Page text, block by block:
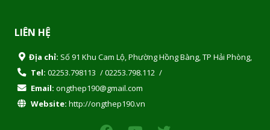
LIÊN HỆ
Địa chỉ: Số 91 Khu Cam Lộ, Phường Hồng Bàng, TP Hải Phòng,
Tel: 02253.798113 /02253.798.112 /
Email: ongthep190@gmail.com
Website: http://ongthep190.vn